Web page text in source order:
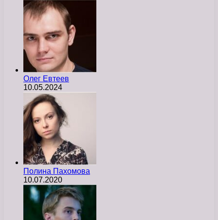
Олег Евтеев
10.05.2024
Полина Пахомова
10.07.2020